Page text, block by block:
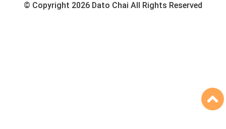
© Copyright 2026 Dato Chai All Rights Reserved